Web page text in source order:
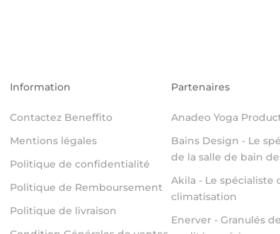
Information
Contactez Beneffito
Mentions légales
Politique de confidentialité
Politique de Remboursement
Politique de livraison
Partenaires
Anadeo Yoga
Bains Design - Le
de la salle de bain
Akila - Le spécialiste
climatisation
Enerver - Granulés